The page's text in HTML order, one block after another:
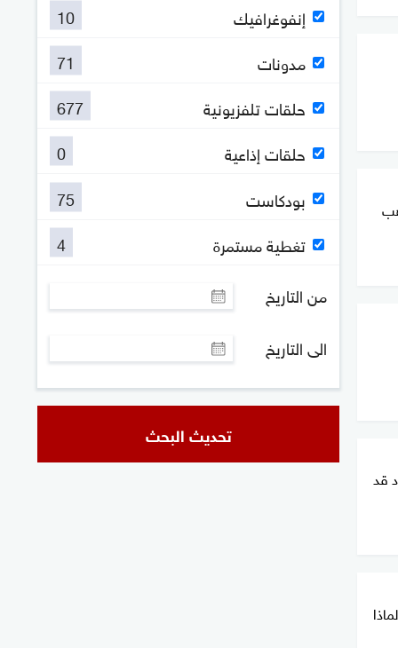
قد
إنفوغرافيك
10
مدونات
71
حلقات تلفزيونية
677
حلقات إذاعية
0
بودكاست
75
تغطية مستمرة
4
من التاريخ
الى التاريخ
تحديث البحث